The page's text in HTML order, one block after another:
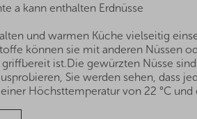
a kann enthalten Erdnüsse
und warmen Küche vielseitig
können sie mit anderen
ist.Die gewürzten Nüsse
Sie werden sehen, dass
Höchsttemperatur von 22 °C